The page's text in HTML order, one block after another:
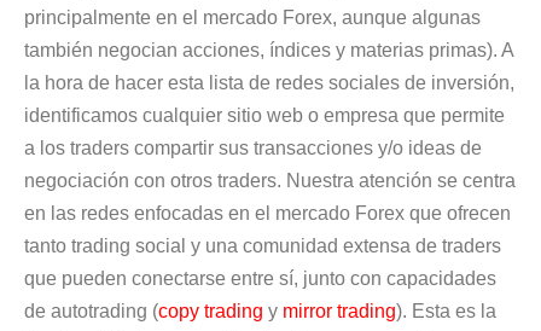
principalmente en el mercado Forex, aunque algunas
también negocian acciones, índices y materias primas). A
la hora de hacer esta lista de redes sociales de inversión,
identificamos cualquier sitio web o empresa que permite
a los traders compartir sus transacciones y/o ideas de
negociación con otros traders. Nuestra atención se centra
en las redes enfocadas en el mercado Forex que ofrecen
tanto trading social y una comunidad extensa de traders
que pueden conectarse entre sí, junto con capacidades
de autotrading (copy trading y mirror trading). Esta es la